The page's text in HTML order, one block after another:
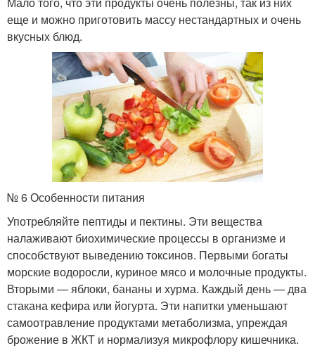
еще и можно приготовить массу нестандартных и очень
вкусных блюд.
№ 6 Особенности питания
Употребляйте пептиды и пектины. Эти вещества
налаживают биохимические процессы в организме и
способствуют выведению токсинов. Первыми богаты
морские водоросли, куриное мясо и молочные продукты.
Вторыми — яблоки, бананы и хурма. Каждый день — два
стакана кефира или йогурта. Эти напитки уменьшают
самоотравление продуктами метаболизма, упреждая
брожение в ЖКТ и нормализуя микрофлору кишечника.